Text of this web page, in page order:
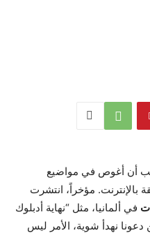
أن أغوص في مواضيع
بالإنترنت. مؤخراً، انتشرت
في ألمانيا، مثل “نهاية أدبلوك
نهدأ شوية، الأمر ليس